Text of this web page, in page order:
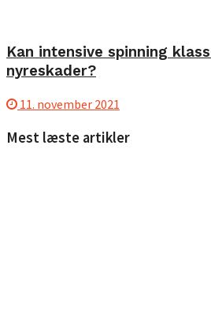
Kan intensive spinning
nyreskader?
11. november 2021
Mest læste artikler